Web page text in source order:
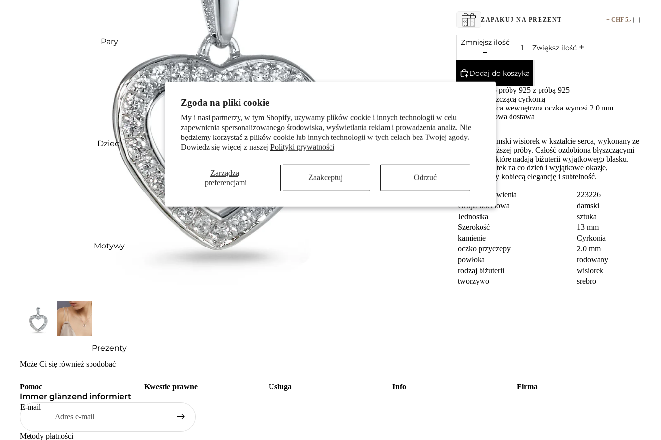
Zgoda na pliki cookie
My i nasi partnerzy, w tym Shopify, używamy plików cookie i innych technologii w celu
zapewnienia spersonalizowanego środowiska, wyświetlania reklam i prowadzenia analiz. Nie
będziemy korzystać z plików cookie lub innych technologii w tych celach bez Twojej zgody.
Dowiedz się więcej z naszej Polityki prywatności
Zarządzaj
preferencjami
Zaakceptuj Odrzuć
Pary
Dzieci
Motywy
Prezenty
ZAPAKUJ NA PREZENT + CHF 5.-
Zmniejsz ilość
Zwiększ ilość
Dodaj do koszyka
Srebro próby 925 z próbą 925
Z błyszczącą cyrkonią
Średnica wewnętrzna oczka wynosi 2.0 mm
Darmowa dostawa
Delikatny damski wisiorek w kształcie serca, wykonany ze
srebra najwyższej próby. Całość ozdobiona błyszczącymi
cyrkoniami, które nadają biżuterii wyjątkowego blasku.
Idealny dodatek na co dzień i wyjątkowe okazje,
podkreślający kobiecą elegancję i subtelność.
numer zamówienia
223226
Grupa docelowa
damski
Jednostka
sztuka
Szerokość
13 mm
kamienie
Cyrkonia
oczko przyczepy
2.0 mm
powłoka
rodowany
rodzaj biżuterii
wisiorek
tworzywo
srebro
Może Ci się również spodobać
Pomoc Kwestie prawne Usługa Info Firma
Immer glänzend informiert
E-mail
Metody płatności